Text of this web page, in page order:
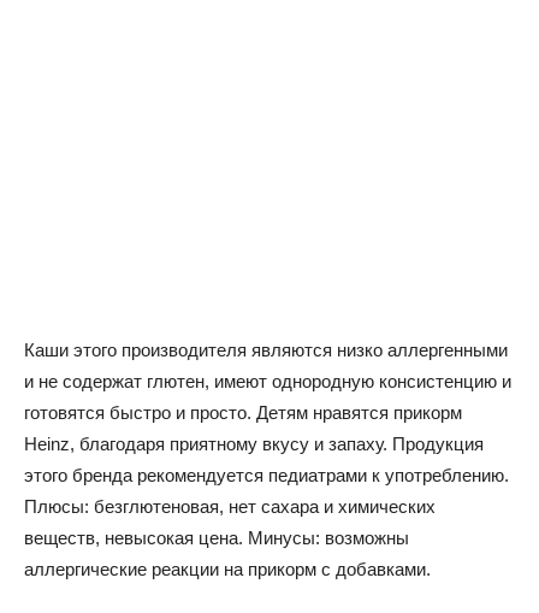
Каши этого производителя являются низко аллергенными
и не содержат глютен, имеют однородную консистенцию и
готовятся быстро и просто. Детям нравятся прикорм
Heinz, благодаря приятному вкусу и запаху. Продукция
этого бренда рекомендуется педиатрами к употреблению.
Плюсы: безглютеновая, нет сахара и химических
веществ, невысокая цена. Минусы: возможны
аллергические реакции на прикорм с добавками.